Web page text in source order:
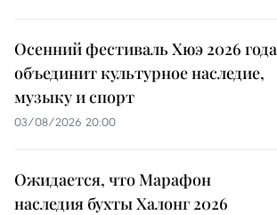
Осенний фестиваль Хюэ 2026 года
объединит культурное наследие,
музыку и спорт
03/08/2026 20:00
Ожидается, что Марафон
наследия бухты Халонг 2026